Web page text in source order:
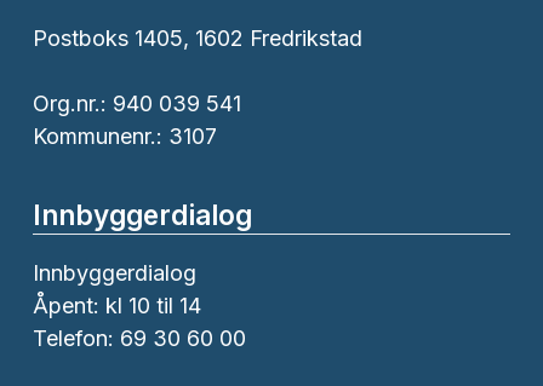
Postboks 1405, 1602 Fredrikstad
Org.nr.: 940 039 541
Kommunenr.: 3107
Innbyggerdialog
Innbyggerdialog
Åpent: kl 10 til 14
Telefon: 69 30 60 00